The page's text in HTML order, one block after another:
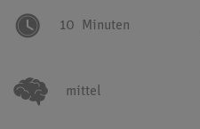
10 Minuten
mittel